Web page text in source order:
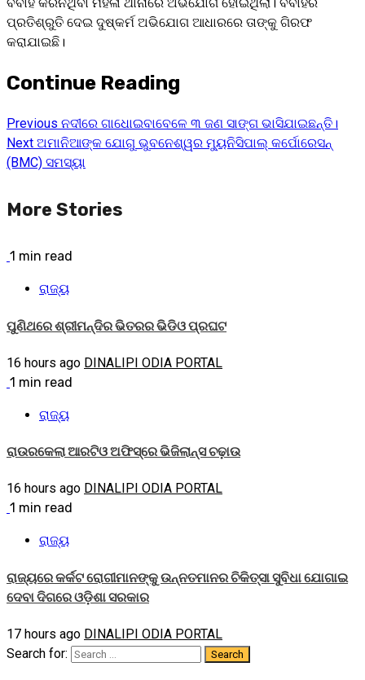
ପ୍ରତିଶ୍ରୁତି ଦେଇ ଦୁଷ୍କର୍ମ ଅଭିଯୋଗ ଆଧାରରେ ତାଙ୍କୁ ଗିରଫ
କରାଯାଇଛି।
Continue Reading
Previous ନଦୀରେ ଗାଧୋଇବାବେଳେ ୩ ଜଣ ସାଙ୍ଗ ଭାସିଯାଇଛନ୍ତି।
Next ଅମାନିଆଙ୍କ ଯୋଗୁ ଭୁବନେଶ୍ୱର ମ୍ୟୁନିସିପାଲ୍ କର୍ପୋରେସନ୍
(BMC) ସମସ୍ୟା
More Stories
1 min read
ରାଜ୍ୟ
ପୁଣିଥରେ ଶ୍ରୀମନ୍ଦିର ଭିତରର ଭିଡିଓ ପ୍ରଘଟ
16 hours ago DINALIPI ODIA PORTAL
1 min read
ରାଜ୍ୟ
ରାଉରକେଲା ଆରଟିଓ ଅଫିସ୍‌ରେ ଭିଜିଲାନ୍ସ ଚଢ଼ାଉ
16 hours ago DINALIPI ODIA PORTAL
1 min read
ରାଜ୍ୟ
ରାଜ୍ୟରେ କର୍କଟ ରୋଗୀମାନଙ୍କୁ ଉନ୍ନତମାନର ଚିକିତ୍ସା ସୁବିଧା ଯୋଗାଇ
ଦେବା ଦିଗରେ ଓଡ଼ିଶା ସରକାର
17 hours ago DINALIPI ODIA PORTAL
Search for: